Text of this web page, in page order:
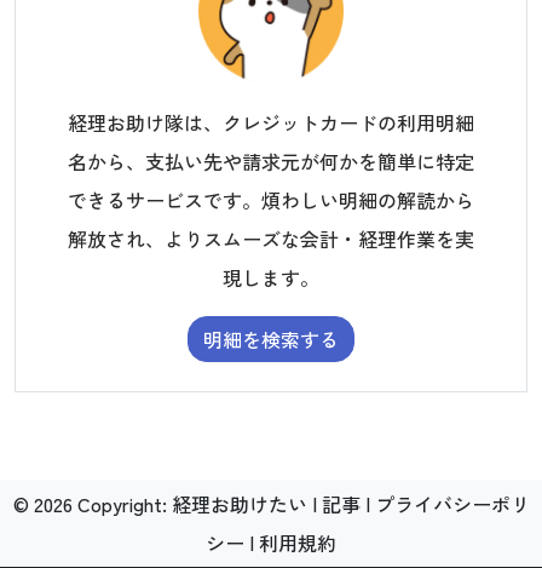
経理お助け隊は、クレジットカードの利用明細
名から、支払い先や請求元が何かを簡単に特定
できるサービスです。煩わしい明細の解読から
解放され、よりスムーズな会計・経理作業を実
現します。
明細を検索する
© 2026 Copyright: 経理お助けたい |記事| プライバシーポリ
シー |利用規約